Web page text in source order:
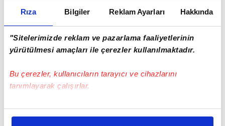
Rıza Bilgiler Reklam Ayarları Hakkında
"Sitelerimizde reklam ve pazarlama faaliyetlerinin
yürütülmesi amaçları ile çerezler kullanılmaktadır.
Bu çerezler, kullanıcıların tarayıcı ve cihazlarını
tanımlayarak çalışırlar.
Bu çerezlere izin vermeniz halinde sizlere özel
Galatasaray ile deplasmanda karşı karşıya gelirken,
İzmirekibinin Kamerunlu futbolcusu Malcom
Bokele, kendi yarı alanında Victor Osimhen'e yaptığı
dakikasından da sarı kartı bulunan Bokele, gördüğü
ikinci sarı kart sonucunda kırmızı kartla oyundan
atıldı.